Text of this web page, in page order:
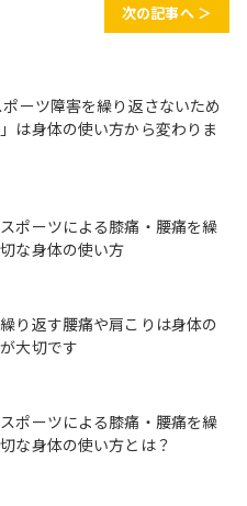
次の記事へ ＞
ポーツ障害を繰り返さないため
は身体の使い方から変わりま
ポーツによる膝痛・腰痛を繰
な身体の使い方
り返す腰痛や肩こりは身体の
大切です
ポーツによる膝痛・腰痛を繰
な身体の使い方とは？